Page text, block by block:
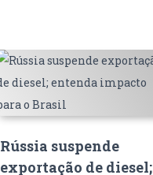
Rússia suspende
exportação de diesel;